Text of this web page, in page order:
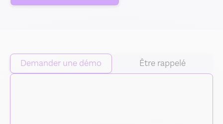
Demander une démo Être rappelé